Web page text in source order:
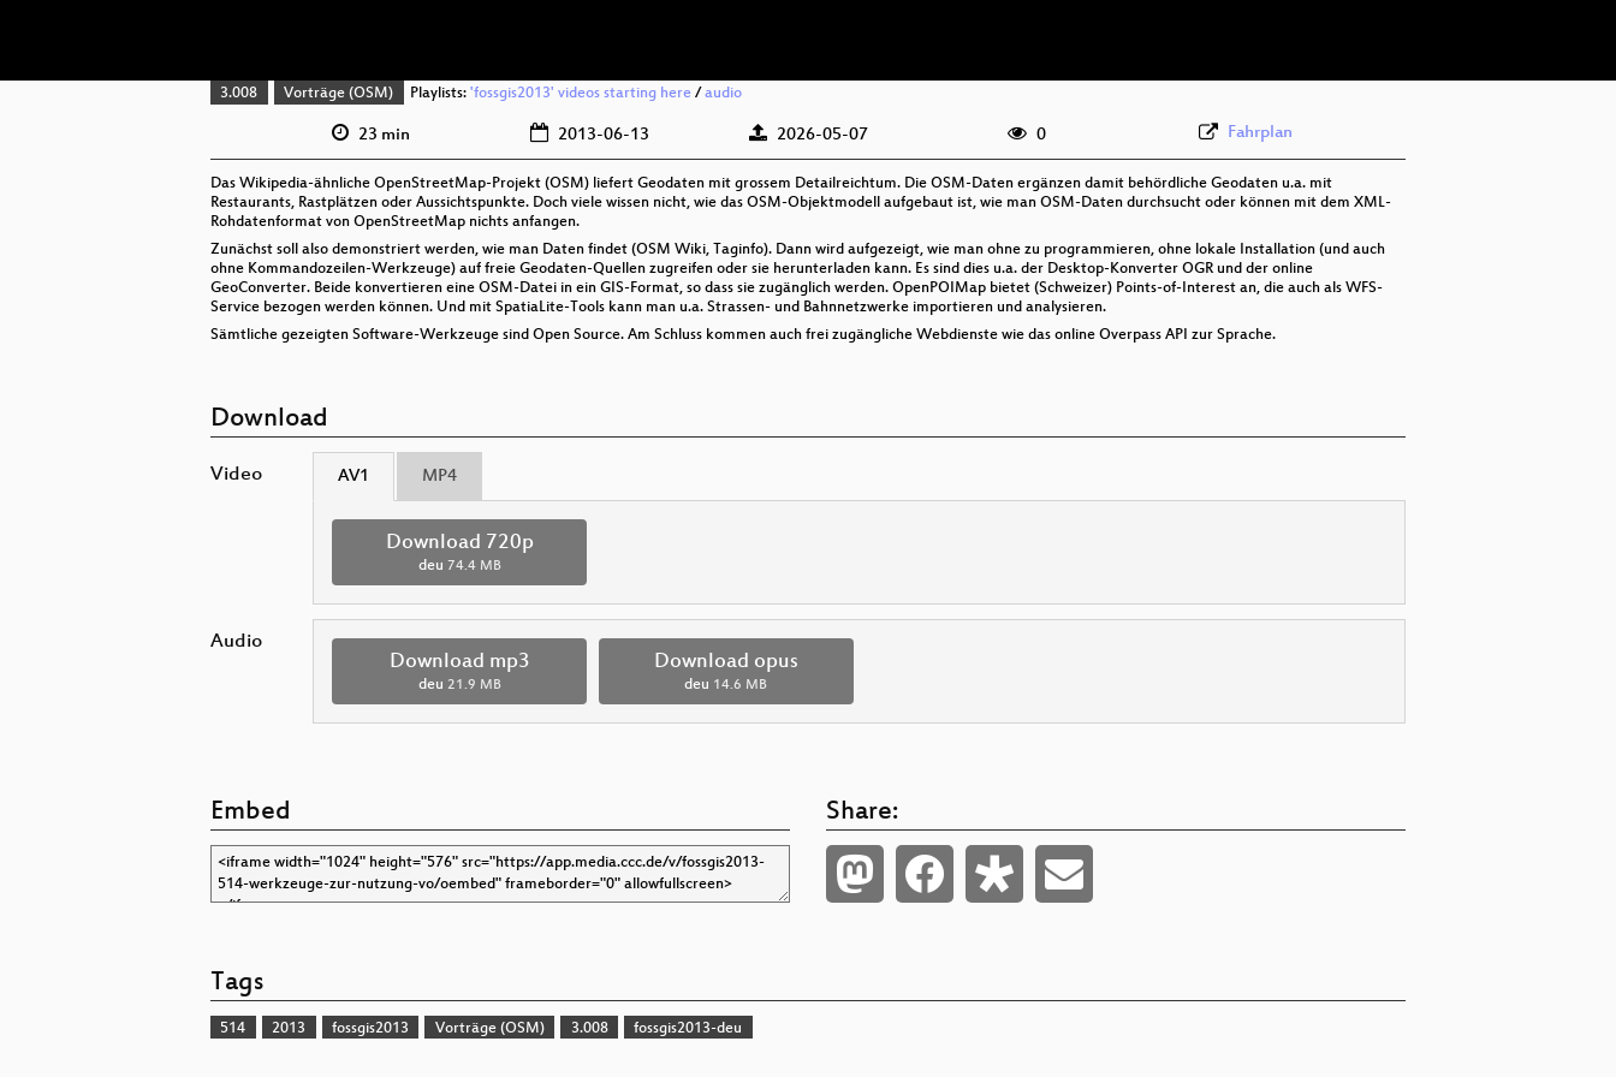
3.008 Vorträge (OSM) Playlists: 'fossgis2013' videos starting here/ audio
23 min 2013-06-13 2026-05-07 0 Fahrplan
Das Wikipedia-ähnliche OpenStreetMap-Projekt (OSM) liefert Geodaten mit grossem Detailreichtum. Die OSM-Daten ergänzen damit behördliche Geodaten u.a. mit
Restaurants, Rastplätzen oder Aussichtspunkte. Doch viele wissen nicht, wie das OSM-Objektmodell aufgebaut ist, wie man OSM-Daten durchsucht oder können mit dem XML-
Rohdatenformat von OpenStreetMap nichts anfangen.
Zunächst soll also demonstriert werden, wie man Daten findet (OSM Wiki, Taginfo). Dann wird aufgezeigt, wie man ohne zu programmieren, ohne lokale Installation (und auch
ohne Kommandozeilen-Werkzeuge) auf freie Geodaten-Quellen zugreifen oder sie herunterladen kann. Es sind dies u.a. der Desktop-Konverter OGR und der online
GeoConverter. Beide konvertieren eine OSM-Datei in ein GIS-Format, so dass sie zugänglich werden. OpenPOIMap bietet (Schweizer) Points-of-Interest an, die auch als WFS-
Service bezogen werden können. Und mit SpatiaLite-Tools kann man u.a. Strassen- und Bahnnetzwerke importieren und analysieren.
Sämtliche gezeigten Software-Werkzeuge sind Open Source. Am Schluss kommen auch frei zugängliche Webdienste wie das online Overpass API zur Sprache.
Download
Video AV1 MP4
Download 720p
deu 74.4 MB
Audio
Download mp3
deu 21.9 MB
Download opus
deu 14.6 MB
Embed Share:
Tags
514 2013 fossgis2013 Vorträge (OSM) 3.008 fossgis2013-deu